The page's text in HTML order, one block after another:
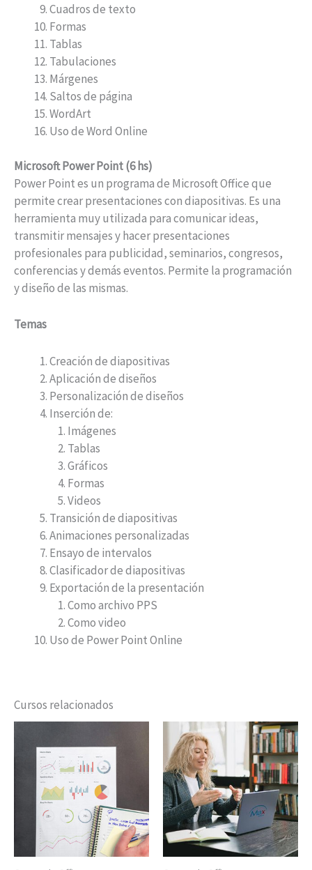
Cuadros de texto
Formas
Tablas
Tabulaciones
Márgenes
Saltos de página
WordArt
Uso de Word Online
Microsoft Power Point (6 hs)
Power Point es un programa de Microsoft Office que
permite crear presentaciones con diapositivas. Es una
herramienta muy utilizada para comunicar ideas,
transmitir mensajes y hacer presentaciones
profesionales para publicidad, seminarios, congresos,
conferencias y demás eventos. Permite la programación
y diseño de las mismas.
Temas
Creación de diapositivas
Aplicación de diseños
Personalización de diseños
Inserción de:
Imágenes
Tablas
Gráficos
Formas
Videos
Transición de diapositivas
Animaciones personalizadas
Ensayo de intervalos
Clasificador de diapositivas
Exportación de la presentación
Como archivo PPS
Como video
Uso de Power Point Online
Cursos relacionados